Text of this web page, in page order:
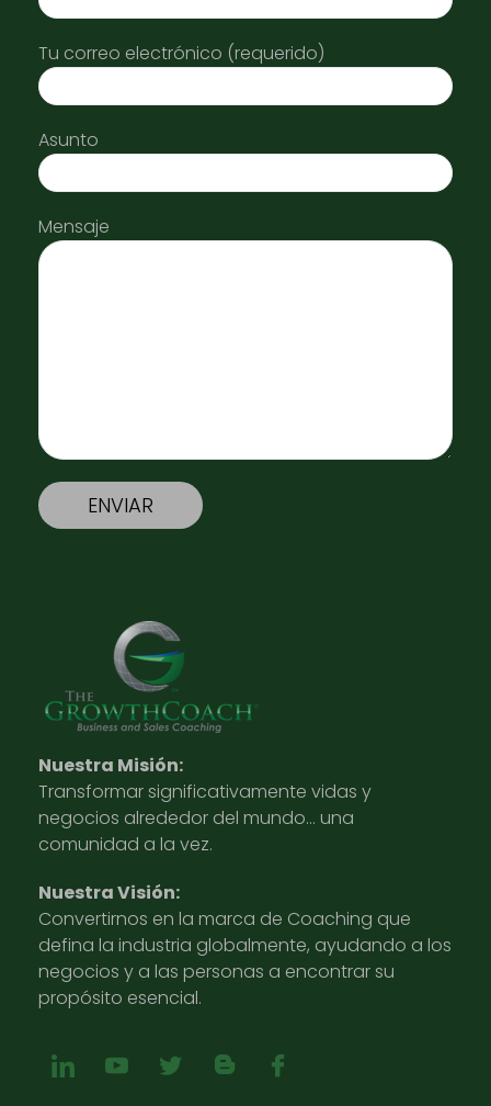
Tu correo electrónico (requerido)
Asunto
Mensaje
Nuestra Misión:
Transformar significativamente vidas y
negocios alrededor del mundo… una
comunidad a la vez.
Nuestra Visión:
Convertirnos en la marca de Coaching que
defina la industria globalmente, ayudando a los
negocios y a las personas a encontrar su
propósito esencial.